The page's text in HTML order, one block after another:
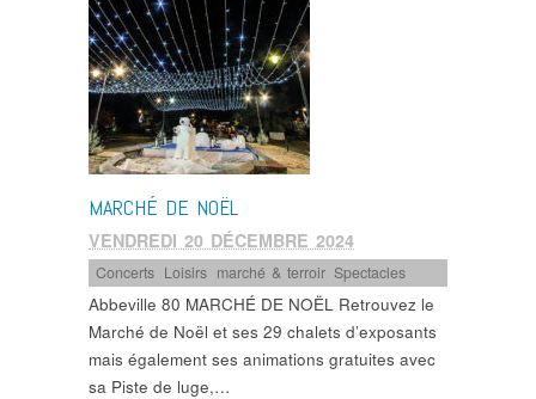
MARCHÉ DE NOËL
VENDREDI 20 DÉCEMBRE 2024
Concerts Loisirs marché & terroir,Spectacles
Abbeville 80 MARCHÉ DE NOËL Retrouvez le
Marché de Noël et ses 29 chalets d’exposants
mais également ses animations gratuites avec
sa Piste de luge,…